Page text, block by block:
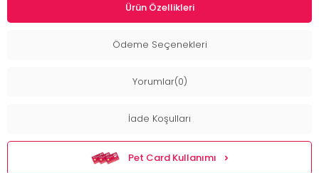
Ürün Özellikleri
Ödeme Seçenekleri
Yorumlar(0)
İade Koşulları
Pet Card Kullanımı